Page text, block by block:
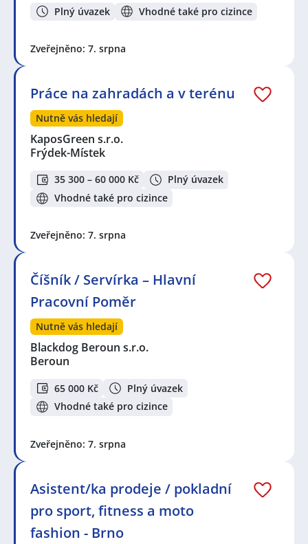
Plný úvazek Vhodné také pro cizince
Zveřejněno: 7. srpna
Práce na zahradách a v terénu
Nutně vás hledají
KaposGreen s.r.o.
Frýdek-Místek
35 300 – 60 000 Kč
Plný úvazek
Vhodné také pro cizince
Zveřejněno: 7. srpna
Číšník / Servírka – Hlavní
Pracovní Poměr
Nutně vás hledají
Blackdog Beroun s.r.o.
Beroun
65 000 Kč
Plný úvazek
Vhodné také pro cizince
Zveřejněno: 7. srpna
Asistent/ka prodeje / pokladní
pro sport, fitness a moto
fashion - Brno